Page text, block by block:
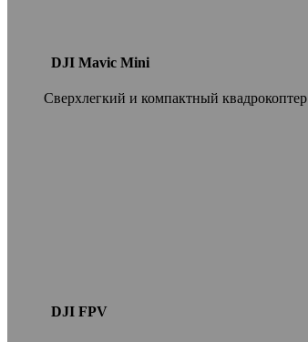
DJI Mavic Mini
Сверхлегкий и компактный квадрокоптер
DJI FPV